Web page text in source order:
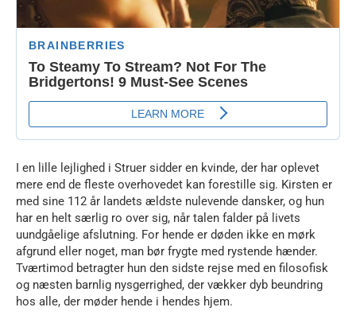
I en lille lejlighed i Struer sidder en kvinde, der har oplevet
mere end de fleste overhovedet kan forestille sig. Kirsten er
med sine 112 år landets ældste nulevende dansker, og hun
har en helt særlig ro over sig, når talen falder på livets
uundgåelige afslutning. For hende er døden ikke en mørk
afgrund eller noget, man bør frygte med rystende hænder.
Tværtimod betragter hun den sidste rejse med en filosofisk
og næsten barnlig nysgerrighed, der vækker dyb beundring
hos alle, der møder hende i hendes hjem.